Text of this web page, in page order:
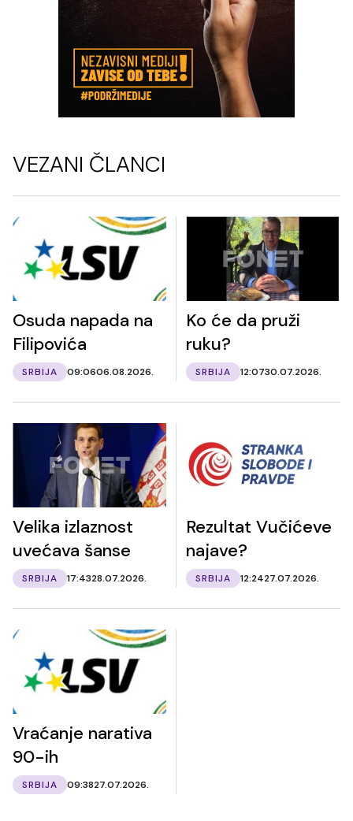
VEZANI ČLANCI
Osuda napada na
Filipovića
SRBIJA 09:0606.08.2026.
Ko će da pruži
ruku?
SRBIJA 12:0730.07.2026.
Velika izlaznost
uvećava šanse
SRBIJA 17:4328.07.2026.
Rezultat Vučićeve
najave?
SRBIJA 12:2427.07.2026.
Vraćanje narativa
90-ih
SRBIJA 09:3827.07.2026.